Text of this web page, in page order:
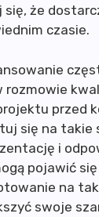
się, że
czasie.
rozmowie
przed
się na takie
i
pojawić
na
swoje